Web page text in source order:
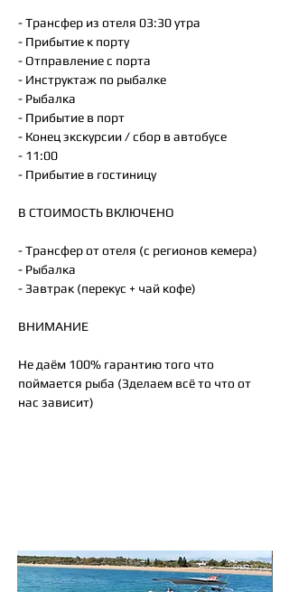
- Трансфер из отеля 03:30 утра
- Прибытие к порту
- Отправление с порта
- Инструктаж по рыбалке
- Рыбалка
- Прибытие в порт
- Конец экскурсии / сбор в автобусе
- 11:00
- Прибытие в гостиницу
В СТОИМОСТЬ ВКЛЮЧЕНО
- Трансфер от отеля (с регионов кемера)
- Рыбалка
- Завтрак (перекус + чай кофе)
ВНИМАНИЕ
Не даём 100% гарантию того что
поймается рыба (Зделаем всё то что от
нас зависит)